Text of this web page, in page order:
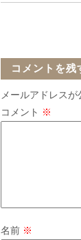
コメントを残
メールアドレスが
コメント ※
名前 ※